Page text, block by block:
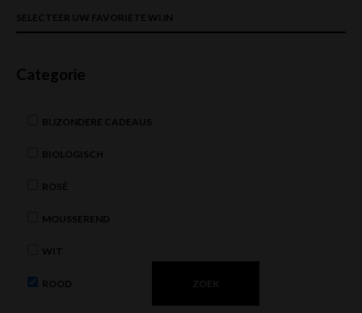
SELECTEER UW FAVORIETE WIJN
Categorie
BIJZONDERE CADEAUS
BIOLOGISCH
ROSÉ
MOUSSEREND
WIT
ROOD